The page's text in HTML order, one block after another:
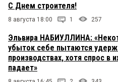
С Днем строителя!
8 августа 18:00 1 257
Эльвира НАБИУЛЛИНА:
убыток себе пытаются
производствах, хотя спрос в
падает»